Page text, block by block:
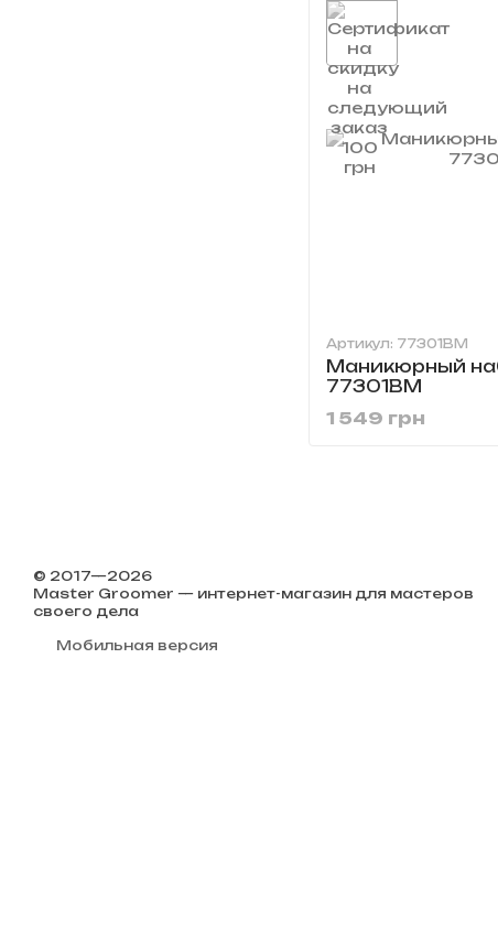
Артикул: 77301BM
Маникюрный
77301BM
1 549 грн
© 2017—2026
Master Groomer — интернет-магазин для мастеров
своего дела
Мобильная версия